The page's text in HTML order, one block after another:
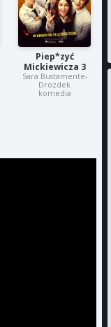
Piep*zyć
Mickiewicza 3
Sara Bustamente-
Drozdek
komedia